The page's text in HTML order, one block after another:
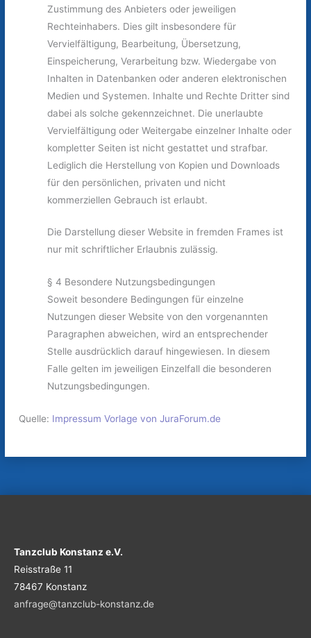
Zustimmung des Anbieters oder jeweiligen
Rechteinhabers. Dies gilt insbesondere für
Vervielfältigung, Bearbeitung, Übersetzung,
Einspeicherung, Verarbeitung bzw. Wiedergabe von
Inhalten in Datenbanken oder anderen elektronischen
Medien und Systemen. Inhalte und Rechte Dritter sind
dabei als solche gekennzeichnet. Die unerlaubte
Vervielfältigung oder Weitergabe einzelner Inhalte oder
kompletter Seiten ist nicht gestattet und strafbar.
Lediglich die Herstellung von Kopien und Downloads
für den persönlichen, privaten und nicht
kommerziellen Gebrauch ist erlaubt.
Die Darstellung dieser Website in fremden Frames ist
nur mit schriftlicher Erlaubnis zulässig.
§ 4 Besondere Nutzungsbedingungen
Soweit besondere Bedingungen für einzelne
Nutzungen dieser Website von den vorgenannten
Paragraphen abweichen, wird an entsprechender
Stelle ausdrücklich darauf hingewiesen. In diesem
Falle gelten im jeweiligen Einzelfall die besonderen
Nutzungsbedingungen.
Quelle: Impressum Vorlage von JuraForum.de
Tanzclub Konstanz e.V.
Reisstraße 11
78467 Konstanz
anfrage@tanzclub-konstanz.de